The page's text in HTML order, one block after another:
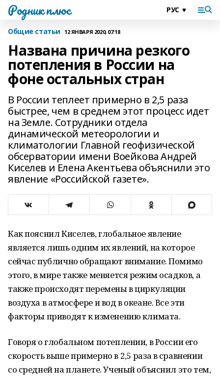
Родник плюс
Общие статьи 12 ЯНВАРЯ 2020, 07:18
Названа причина резкого
потепления в России на
фоне остальных стран
В России теплеет примерно в 2,5 раза
быстрее, чем в среднем этот процесс идет
на Земле. Сотрудники отдела
динамической метеорологии и
климатологии Главной геофизической
обсерватории имени Воейкова Андрей
Киселев и Елена Акентьева объяснили это
явление «Российской газете».
Как пояснил Киселев, глобальное явление
является лишь одним их явлений, на которое
сейчас публично обращают внимание. Помимо
этого, в мире также меняется режим осадков, а
также происходят перемены в циркуляции
воздуха в атмосфере и вод в океане. Все эти
факторы приводят к изменению климата.
Говоря о глобальном потеплении, в России его
скорость выше примерно в 2,5 раза в сравнении
со средней на планете. Ученый объяснил это тем,